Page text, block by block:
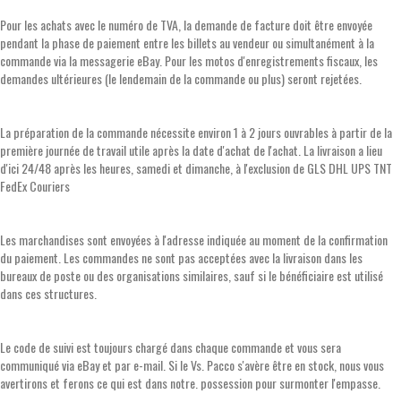
Pour les achats avec le numéro de TVA, la demande de facture doit être envoyée
pendant la phase de paiement entre les billets au vendeur ou simultanément à la
commande via la messagerie eBay. Pour les motos d'enregistrements fiscaux, les
demandes ultérieures (le lendemain de la commande ou plus) seront rejetées.
La préparation de la commande nécessite environ 1 à 2 jours ouvrables à partir de la
première journée de travail utile après la date d'achat de l'achat. La livraison a lieu
d'ici 24/48 après les heures, samedi et dimanche, à l'exclusion de GLS DHL UPS TNT
FedEx Couriers
Les marchandises sont envoyées à l'adresse indiquée au moment de la confirmation
du paiement. Les commandes ne sont pas acceptées avec la livraison dans les
bureaux de poste ou des organisations similaires, sauf si le bénéficiaire est utilisé
dans ces structures.
Le code de suivi est toujours chargé dans chaque commande et vous sera
communiqué via eBay et par e-mail. Si le Vs. Pacco s'avère être en stock, nous vous
avertirons et ferons ce qui est dans notre. possession pour surmonter l'empasse.